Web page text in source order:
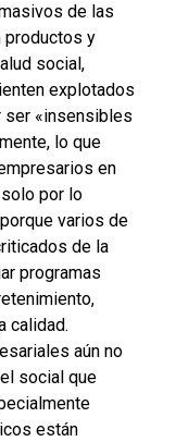
de las
productos y
social,
explotados
ser «insensibles
lo que
en
por lo
varios de
de la
programas
calidad.
aún no
social que
están